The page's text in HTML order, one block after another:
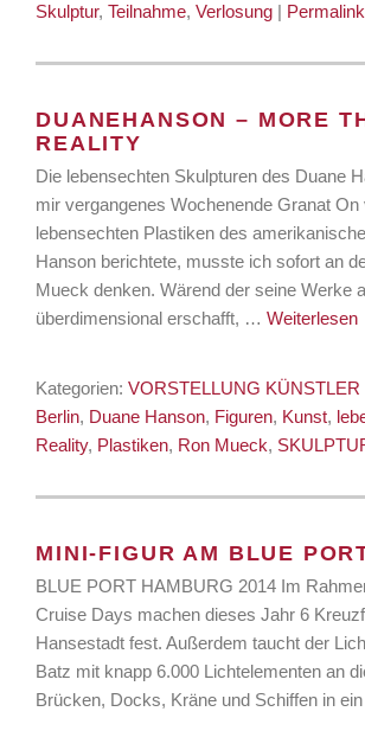
Skulptur,Teilnahme,Verlosung | Permalink
DUANEHANSON – MORE
REALITY
Die lebensechten Skulpturen des Duane
mir vergangenes Wochenende Granat On
lebensechten Plastiken des
Hanson berichtete, musste ich sofort an
Mueck denken. Wärend der seine Werke
überdimensional erschafft, …Weiterlesen
Kategorien:VORSTELLUNG KÜNSTLER
Berlin, Duane Hanson, Figuren, Kunst,
Reality, Plastiken, Ron Mueck,
MINI-FIGUR AM BLUE
BLUE PORT HAMBURG 2014 Im
Cruise Days machen dieses Jahr 6
Hansestadt fest. Außerdem taucht der
Batz mit knapp 6.000 Lichtelementen an
Brücken, Docks, Kräne und Schiffen in